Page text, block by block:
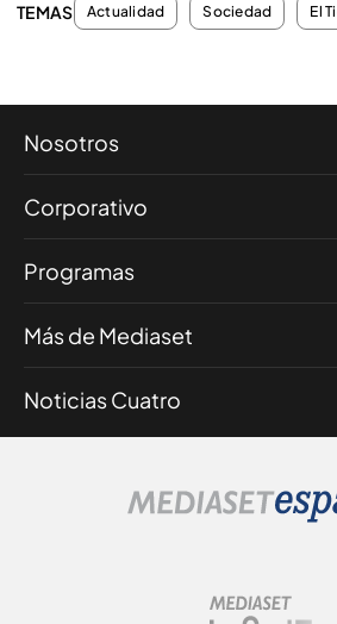
TEMAS Actualidad Sociedad El
Nosotros
Corporativo
Programas
Más de Mediaset
Noticias Cuatro